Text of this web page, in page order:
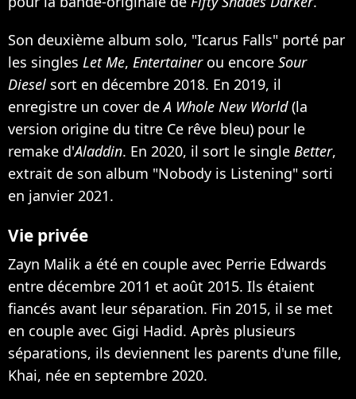
Son deuxième album solo, "Icarus Falls" porté par
les singles Let Me, Entertainerou encore Sour
Diesel sort en décembre 2018. En 2019, il
enregistre un cover deA Whole New World(la
version origine du titre Ce rêve bleu) pour le
remake d'Aladdin. En 2020, il sort le single Better,
extrait de son album "Nobody is Listening" sorti
en janvier 2021.
Vie privée
Zayn Malik a été en couple avec Perrie Edwards
entre décembre 2011 et août 2015. Ils étaient
fiancés avant leur séparation. Fin 2015, il se met
en couple avec Gigi Hadid. Après plusieurs
séparations, ils deviennent les parents d'une fille,
Khai, née en septembre 2020.